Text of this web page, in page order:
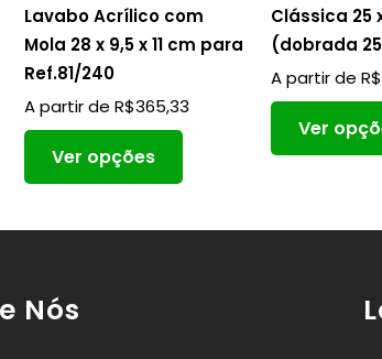
Lavabo Acrílico com
Mola 28 x 9,5 x 11 cm para
Ref.81/240
A partir deR$365,33
Ver opções
Clássica 25
(dobrada
A partir deR$
Ver
Nós